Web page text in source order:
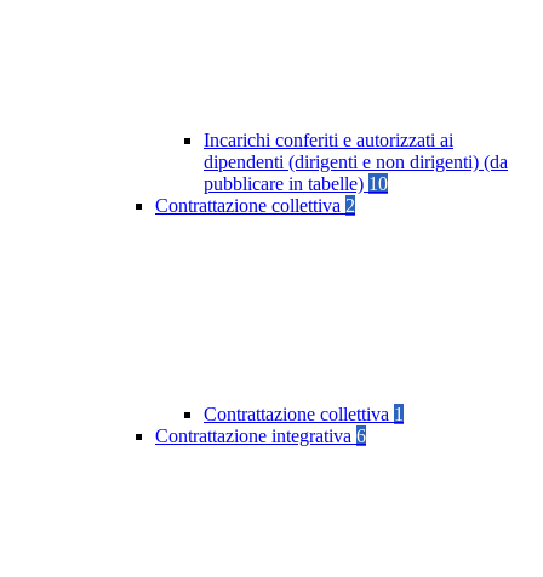
Incarichi conferiti e autorizzati ai
dipendenti (dirigenti e non dirigenti) (da
pubblicare in tabelle) 10
Contrattazione collettiva 2
Contrattazione collettiva 1
Contrattazione integrativa 6